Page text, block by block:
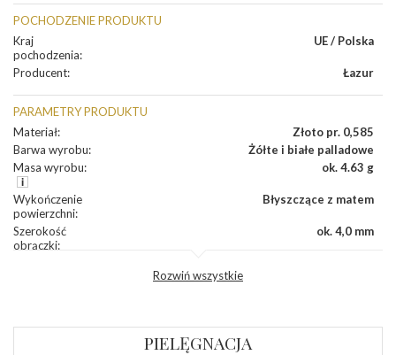
POCHODZENIE PRODUKTU
Kraj
pochodzenia:
UE / Polska
Producent: Łazur
PARAMETRY PRODUKTU
Materiał:
Złoto pr. 0,585
Barwa wyrobu:
Żółte i białe palladowe
Masa wyrobu: ok. 4.63 g
Wykończenie
powierzchni:
Błyszczące z matem
Szerokość
obrączki:
ok. 4,0 mm
Rozwiń wszystkie
PIELĘGNACJA